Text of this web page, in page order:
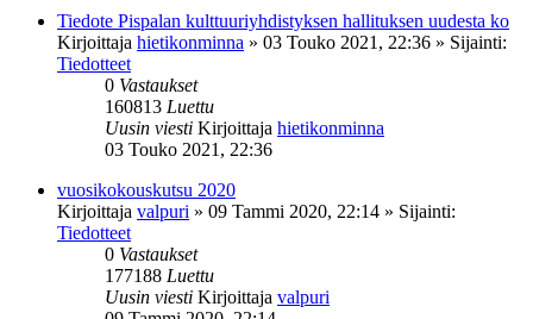
Tiedote Pispalan kulttuuriyhdistyksen hallituksen uudesta ko
Kirjoittaja hietikonminna » 03 Touko 2021, 22:36 » Sijainti:
Tiedotteet
0 Vastaukset
160813 Luettu
Uusin viesti Kirjoittaja hietikonminna
03 Touko 2021, 22:36
vuosikokouskutsu 2020
Kirjoittaja valpuri » 09 Tammi 2020, 22:14 » Sijainti:
Tiedotteet
0 Vastaukset
177188 Luettu
Uusin viesti Kirjoittaja valpuri